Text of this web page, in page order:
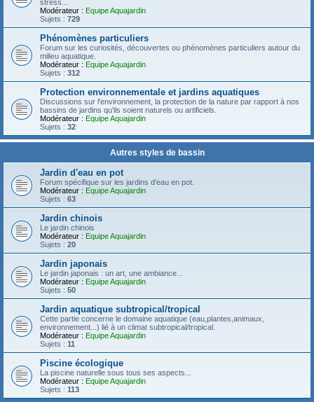
stress...
Modérateur : Equipe Aquajardin
Sujets : 729
Phénomènes particuliers
Forum sur les curiosités, découvertes ou phénomènes particuliers autour du
milieu aquatique.
Modérateur : Equipe Aquajardin
Sujets : 312
Protection environnementale et jardins aquatiques
Discussions sur l'environnement, la protection de la nature par rapport à nos
bassins de jardins qu'ils soient naturels ou artificiels.
Modérateur : Equipe Aquajardin
Sujets : 32
Autres styles de bassin
Jardin d'eau en pot
Forum spécifique sur les jardins d'eau en pot.
Modérateur : Equipe Aquajardin
Sujets : 63
Jardin chinois
Le jardin chinois
Modérateur : Equipe Aquajardin
Sujets : 20
Jardin japonais
Le jardin japonais : un art, une ambiance...
Modérateur : Equipe Aquajardin
Sujets : 50
Jardin aquatique subtropical/tropical
Cette partie concerne le domaine aquatique (eau,plantes,animaux,
environnement...) lié à un climat subtropical/tropical.
Modérateur : Equipe Aquajardin
Sujets : 11
Piscine écologique
La piscine naturelle sous tous ses aspects...
Modérateur : Equipe Aquajardin
Sujets : 113